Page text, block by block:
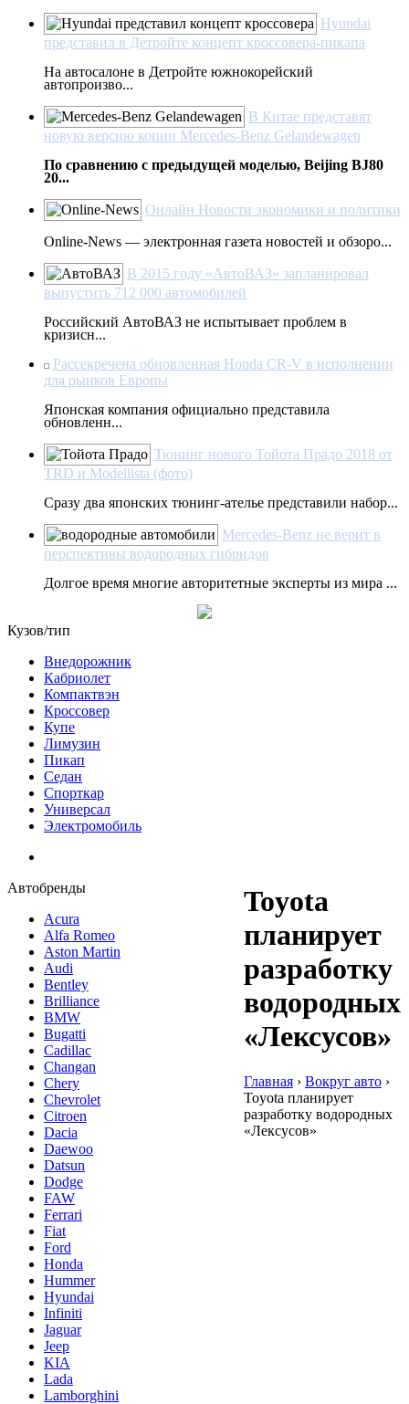
Hyundai
представил в Детройте концепт кроссовера-пикапа
На автосалоне в Детройте южнокорейский
автопроизво...
В Китае представят
новую версию копии Mercedes-Benz Gelandewagen
По сравнению с предыдущей моделью, Beijing BJ80
20...
Онлайн Новости экономики и политики
Online-News — электронная газета новостей и обзоро...
В 2015 году «АвтоВАЗ» запланировал
выпустить 712 000 автомобилей
Российский АвтоВАЗ не испытывает проблем в
кризисн...
Рассекречена обновленная Honda CR-V в исполнении
для рынков Европы
Японская компания официально представила
обновленн...
Тюнинг нового Тойота Прадо 2018 от
TRD и Modellista (фото)
Сразу два японских тюнинг-ателье представили набор...
Mercedes-Benz не верит в
перспективы водородных гибридов
Долгое время многие авторитетные эксперты из мира ...
Кузов/тип
Внедорожник
Кабриолет
Компактвэн
Кроссовер
Купе
Лимузин
Пикап
Седан
Спорткар
Универсал
Электромобиль
Автобренды
Acura
Alfa Romeo
Aston Martin
Audi
Bentley
Brilliance
BMW
Bugatti
Cadillac
Changan
Chery
Chevrolet
Citroen
Dacia
Daewoo
Datsun
Dodge
FAW
Ferrari
Fiat
Ford
Honda
Hummer
Hyundai
Infiniti
Jaguar
Jeep
KIA
Lada
Lamborghini
Toyota
планирует
разработку
водородных
«Лексусов»
Главная › Вокруг авто ›
Toyota планирует
разработку водородных
«Лексусов»